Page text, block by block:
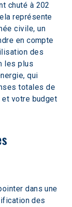
chuté à 202
représente
civile, un
en compte
des
les plus
qui
totales de
votre budget
dans une
des